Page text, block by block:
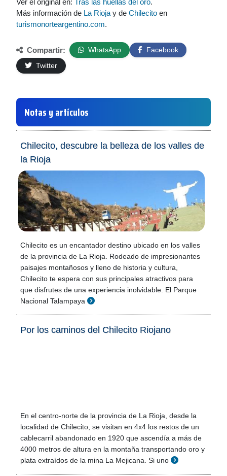
Ver el original en: Tras las huellas del oro.
Más información de La Rioja y de Chilecito en
turismonorteargentino.com.
Compartir: WhatsApp
Facebook
Twitter
Notas y artículos
Chilecito, descubre la belleza de los valles de
la Rioja
Chilecito es un encantador destino ubicado en los valles
de la provincia de La Rioja. Rodeado de impresionantes
paisajes montañosos y lleno de historia y cultura,
Chilecito te espera con sus principales atractivos para
que disfrutes de una experiencia inolvidable. El Parque
Nacional Talampaya
Por los caminos del Chilecito Riojano
En el centro-norte de la provincia de La Rioja, desde la
localidad de Chilecito, se visitan en 4x4 los restos de un
cablecarril abandonado en 1920 que ascendía a más de
4000 metros de altura en la montaña transportando oro y
plata extraídos de la mina La Mejicana. Si uno